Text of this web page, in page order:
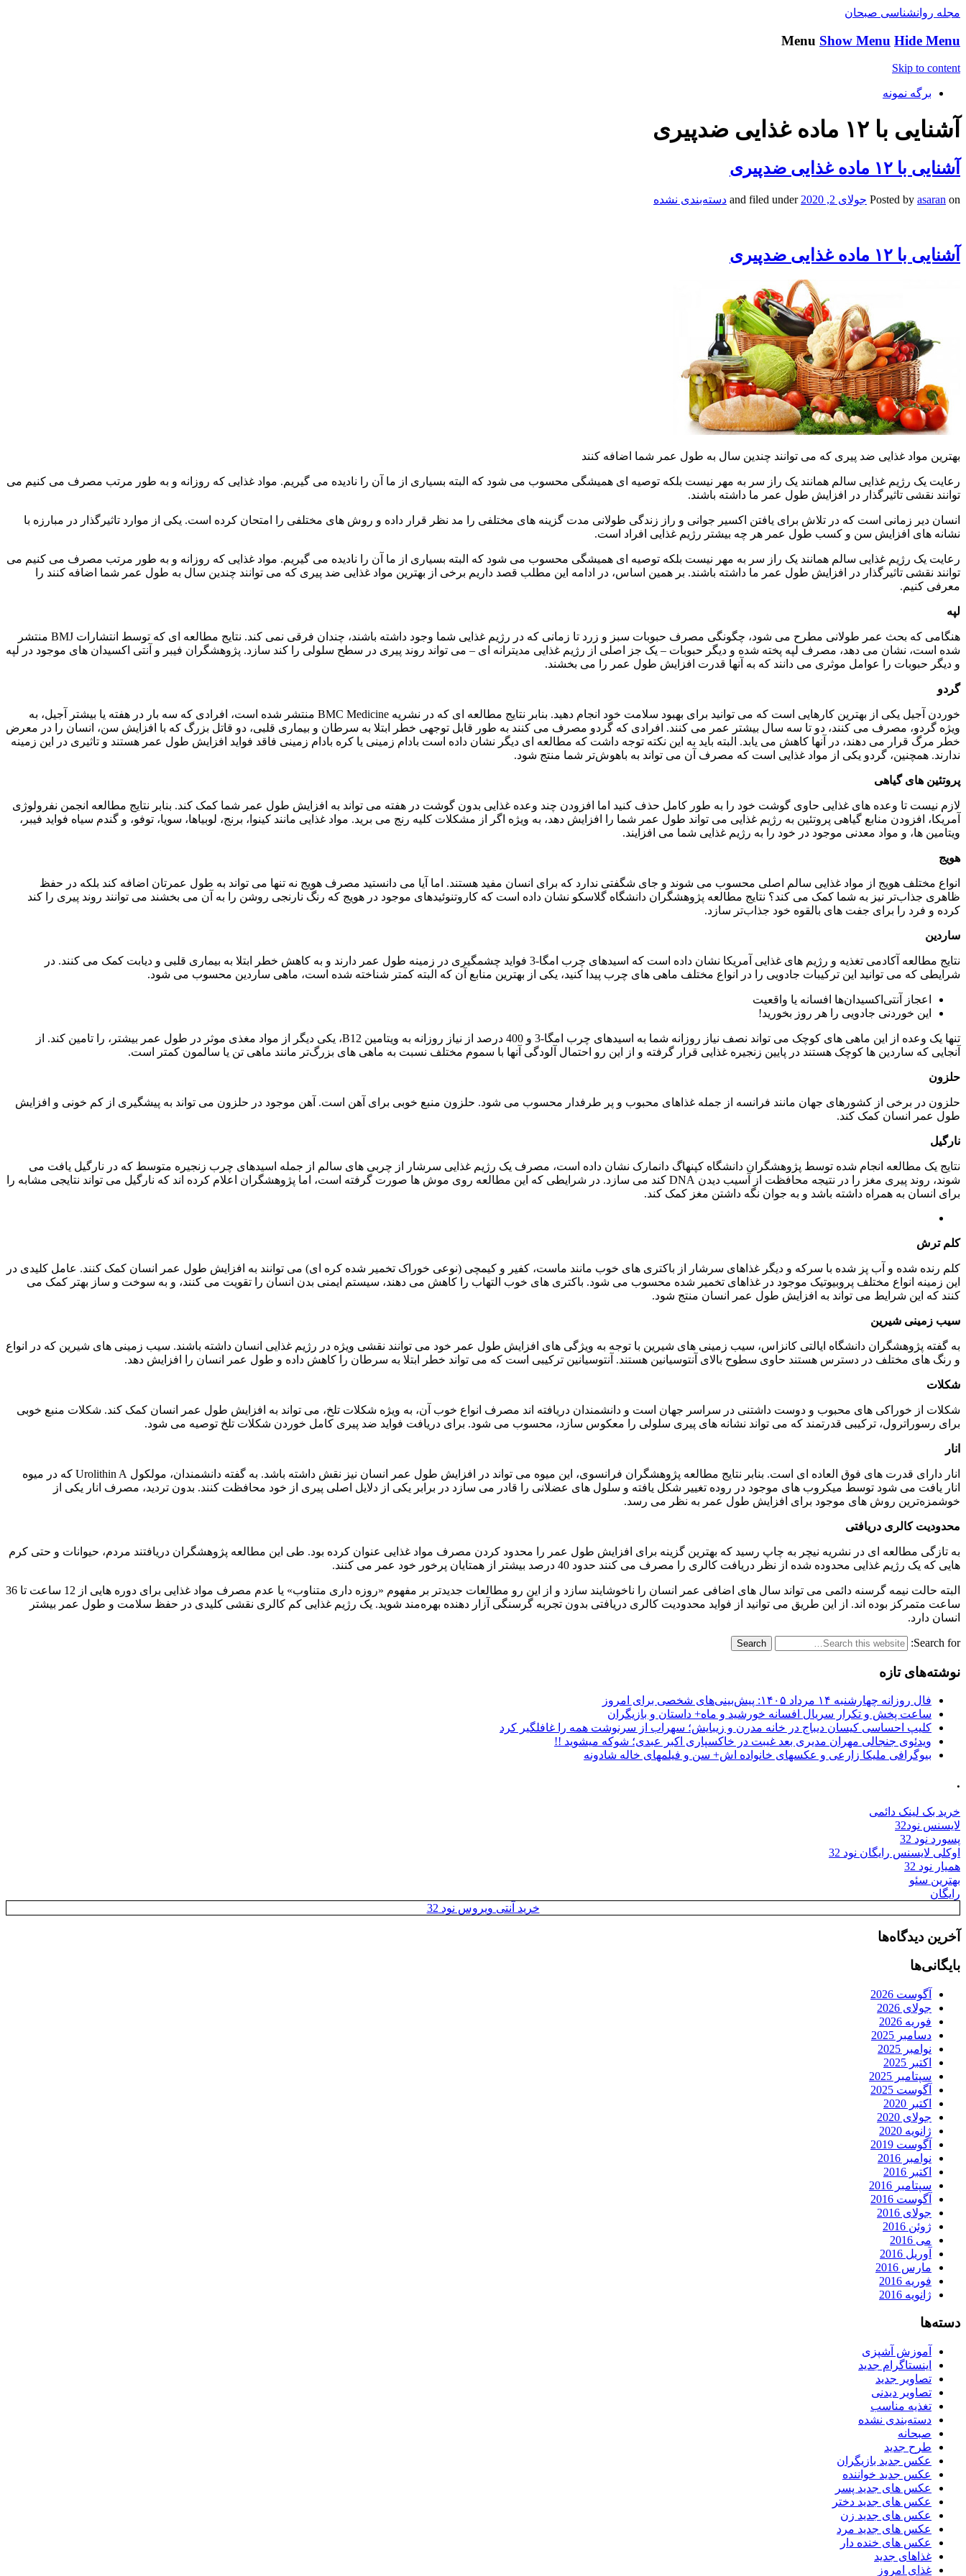
مجله روانشناسی صبحان
Menu Show Menu Hide Menu
Skip to content
برگه نمونه
آشنایی با ۱۲ ماده غذایی ضدپیری
آشنایی با ۱۲ ماده غذایی ضدپیری
Posted by asaran on جولای 2, 2020 and filed under دسته‌بندی نشده
آشنایی با ۱۲ ماده غذایی ضدپیری
بهترین مواد غذایی ضد پیری که می توانند چندین سال به طول عمر شما اضافه کنند
رعایت یک رژیم غذایی سالم همانند یک راز سر به مهر نیست بلکه توصیه ای همیشگی محسوب می شود که البته بسیاری از ما آن را نادیده می گیریم. مواد غذایی که روزانه و به طور مرتب مصرف می کنیم می
توانند نقشی تاثیرگذار در افزایش طول عمر ما داشته باشند.
انسان دیر زمانی است که در تلاش برای یافتن اکسیر جوانی و راز زندگی طولانی مدت گزینه های مختلفی را مد نظر قرار داده و روش های مختلفی را امتحان کرده است. یکی از موارد تاثیرگذار در مبارزه با
نشانه های افزایش سن و کسب طول عمر هر چه بیشتر رژیم غذایی افراد است.
رعایت یک رژیم غذایی سالم همانند یک راز سر به مهر نیست بلکه توصیه ای همیشگی محسوب می شود که البته بسیاری از ما آن را نادیده می گیریم. مواد غذایی که روزانه و به طور مرتب مصرف می کنیم می
توانند نقشی تاثیرگذار در افزایش طول عمر ما داشته باشند. بر همین اساس، در ادامه این مطلب قصد داریم برخی از بهترین مواد غذایی ضد پیری که می توانند چندین سال به طول عمر شما اضافه کنند را
معرفی کنیم.
لپه
هنگامی که بحث عمر طولانی مطرح می شود، چگونگی مصرف حبوبات سبز و زرد تا زمانی که در رژیم غذایی شما وجود داشته باشند، چندان فرقی نمی کند. نتایج مطالعه ای که توسط انتشارات BMJ منتشر
شده است، نشان می دهد، مصرف لپه پخته شده و دیگر حبوبات – یک جز اصلی از رژیم غذایی مدیترانه ای – می تواند روند پیری در سطح سلولی را کند سازد. پژوهشگران فیبر و آنتی اکسیدان های موجود در لپه
و دیگر حبوبات را عوامل موثری می دانند که به آنها قدرت افزایش طول عمر را می بخشند.
گردو
خوردن آجیل یکی از بهترین کارهایی است که می توانید برای بهبود سلامت خود انجام دهید. بنابر نتایج مطالعه ای که در نشریه BMC Medicine منتشر شده است، افرادی که سه بار در هفته یا بیشتر آجیل، به
ویژه گردو، مصرف می کنند، دو تا سه سال بیشتر عمر می کنند. افرادی که گردو مصرف می کنند به طور قابل توجهی خطر ابتلا به سرطان و بیماری قلبی، دو قاتل بزرگ که با افزایش سن، انسان را در معرض
خطر مرگ قرار می دهند، در آنها کاهش می یابد. البته باید به این نکته توجه داشت که مطالعه ای دیگر نشان داده است بادام زمینی یا کره بادام زمینی فاقد فواید افزایش طول عمر هستند و تاثیری در این زمینه
ندارند. همچنین، گردو یکی از مواد غذایی است که مصرف آن می تواند به باهوش‌تر شما منتج شود.
پروتئین های گیاهی
لازم نیست تا وعده های غذایی حاوی گوشت خود را به طور کامل حذف کنید اما افزودن چند وعده غذایی بدون گوشت در هفته می تواند به افزایش طول عمر شما کمک کند. بنابر نتایج مطالعه انجمن نفرولوژی
آمریکا، افزودن منابع گیاهی پروتئین به رژیم غذایی می تواند طول عمر شما را افزایش دهد، به ویژه اگر از مشکلات کلیه رنج می برید. مواد غذایی مانند کینوا، برنج، لوبیاها، سویا، توفو، و گندم سیاه فواید فیبر،
ویتامین ها، و مواد معدنی موجود در خود را به رژیم غذایی شما می افزایند.
هویج
انواع مختلف هویج از مواد غذایی سالم اصلی محسوب می شوند و جای شگفتی ندارد که برای انسان مفید هستند. اما آیا می دانستید مصرف هویج نه تنها می تواند به طول عمرتان اضافه کند بلکه در حفظ
ظاهری جذاب‌تر نیز به شما کمک می کند؟ نتایج مطالعه پژوهشگران دانشگاه گلاسکو نشان داده است که کاروتنوئیدهای موجود در هویج که رنگ نارنجی روشن را به آن می بخشند می توانند روند پیری را کند
کرده و فرد را برای جفت های بالقوه خود جذاب‌تر سازد.
ساردین
نتایج مطالعه آکادمی تغذیه و رژیم های غذایی آمریکا نشان داده است که اسیدهای چرب امگا-3 فواید چشمگیری در زمینه طول عمر دارند و به کاهش خطر ابتلا به بیماری قلبی و دیابت کمک می کنند. در
شرایطی که می توانید این ترکیبات جادویی را در انواع مختلف ماهی های چرب پیدا کنید، یکی از بهترین منابع آن که البته کمتر شناخته شده است، ماهی ساردین محسوب می شود.
اعجاز آنتی‌اکسیدان‌ها افسانه یا واقعیت
این خوردنی جادویی را هر روز بخورید!
تنها یک وعده از این ماهی های کوچک می تواند نصف نیاز روزانه شما به اسیدهای چرب امگا-3 و 400 درصد از نیاز روزانه به ویتامین B12، یکی دیگر از مواد مغذی موثر در طول عمر بیشتر، را تامین کند. از
آنجایی که ساردین ها کوچک هستند در پایین زنجیره غذایی قرار گرفته و از این رو احتمال آلودگی آنها با سموم مختلف نسبت به ماهی های بزرگ‌تر مانند ماهی تن یا سالمون کمتر است.
حلزون
حلزون در برخی از کشورهای جهان مانند فرانسه از جمله غذاهای محبوب و پر طرفدار محسوب می شود. حلزون منبع خوبی برای آهن است. آهن موجود در حلزون می تواند به پیشگیری از کم خونی و افزایش
طول عمر انسان کمک کند.
نارگیل
نتایج یک مطالعه انجام شده توسط پژوهشگران دانشگاه کپنهاگ دانمارک نشان داده است، مصرف یک رژیم غذایی سرشار از چربی های سالم از جمله اسیدهای چرب زنجیره متوسط که در نارگیل یافت می
شوند، روند پیری مغز را در نتیجه محافظت از آسیب دیدن DNA کند می سازد. در شرایطی که این مطالعه روی موش ها صورت گرفته است، اما پژوهشگران اعلام کرده اند که نارگیل می تواند نتایجی مشابه را
برای انسان به همراه داشته باشد و به جوان نگه داشتن مغز کمک کند.
کلم ترش
کلم رنده شده و آب پز شده با سرکه و دیگر غذاهای سرشار از باکتری های خوب مانند ماست، کفیر و کیمچی (نوعی خوراک تخمیر شده کره ای) می توانند به افزایش طول عمر انسان کمک کنند. عامل کلیدی در
این زمینه انواع مختلف پروبیوتیک موجود در غذاهای تخمیر شده محسوب می شود. باکتری های خوب التهاب را کاهش می دهند، سیستم ایمنی بدن انسان را تقویت می کنند، و به سوخت و ساز بهتر کمک می
کنند که این شرایط می تواند به افزایش طول عمر انسان منتج شود.
سیب زمینی شیرین
به گفته پژوهشگران دانشگاه ایالتی کانزاس، سیب زمینی های شیرین با توجه به ویژگی های افزایش طول عمر خود می توانند نقشی ویژه در رژیم غذایی انسان داشته باشند. سیب زمینی های شیرین که در انواع
و رنگ های مختلف در دسترس هستند حاوی سطوح بالای آنتوسیانین هستند. آنتوسیانین ترکیبی است که می تواند خطر ابتلا به سرطان را کاهش داده و طول عمر انسان را افزایش دهد.
شکلات
شکلات از خوراکی های محبوب و دوست داشتنی در سراسر جهان است و دانشمندان دریافته اند مصرف انواع خوب آن، به ویژه شکلات تلخ، می تواند به افزایش طول عمر انسان کمک کند. شکلات منبع خوبی
برای رسوراترول، ترکیبی قدرتمند که می تواند نشانه های پیری سلولی را معکوس سازد، محسوب می شود. برای دریافت فواید ضد پیری کامل خوردن شکلات تلخ توصیه می شود.
انار
انار دارای قدرت های فوق العاده ای است. بنابر نتایج مطالعه پژوهشگران فرانسوی، این میوه می تواند در افزایش طول عمر انسان نیز نقش داشته باشد. به گفته دانشمندان، مولکول Urolithin A که در میوه
انار یافت می شود توسط میکروب های موجود در روده تغییر شکل یافته و سلول های عضلانی را قادر می سازد در برابر یکی از دلایل اصلی پیری از خود محافظت کنند. بدون تردید، مصرف انار یکی از
خوشمزه‌ترین روش های موجود برای افزایش طول عمر به نظر می رسد.
محدودیت کالری دریافتی
به تازگی مطالعه ای در نشریه نیچر به چاپ رسید که بهترین گزینه برای افزایش طول عمر را محدود کردن مصرف مواد غذایی عنوان کرده بود. طی این مطالعه پژوهشگران دریافتند مردم، حیوانات و حتی کرم
هایی که یک رژیم غذایی محدوده شده از نظر دریافت کالری را مصرف می کنند حدود 40 درصد بیشتر از همتایان پرخور خود عمر می کنند.
البته حالت نیمه گرسنه دائمی می تواند سال های اضافی عمر انسان را ناخوشایند سازد و از این رو مطالعات جدیدتر بر مفهوم «روزه داری متناوب» یا عدم مصرف مواد غذایی برای دوره هایی از 12 ساعت تا 36
ساعت متمرکز بوده اند. از این طریق می توانید از فواید محدودیت کالری دریافتی بدون تجربه گرسنگی آزار دهنده بهره‌مند شوید. یک رژیم غذایی کم کالری نقشی کلیدی در حفظ سلامت و طول عمر بیشتر
انسان دارد.
Search for:
نوشته‌های تازه
فال روزانه چهارشنبه ۱۴ مرداد ۱۴۰۵: پیش‌بینی‌های شخصی برای امروز
ساعت پخش و تکرار سریال افسانه خورشید و ماه+ داستان و بازیگران
کلیپ احساسی کیسان دیباج در خانه مدرن و زیبایش؛ سهراب از سرنوشت همه را غافلگیر کرد
ویدئوی جنجالی مهران مدیری بعد غیبت در خاکسپاری اکبر عبدی؛ شوکه میشوید !!
بیوگرافی ملیکا زارعی و عکسهای خانواده اش+ سن و فیلمهای خاله شادونه
.
خرید بک لینک دائمی
لایسنس نود32
پسورد نود 32
اوکلی لایسنس رایگان نود 32
همیار نود 32
بهترین سئو
رایگان
خرید آنتی ویروس نود 32
آخرین دیدگاه‌ها
بایگانی‌ها
آگوست 2026
جولای 2026
فوریه 2026
دسامبر 2025
نوامبر 2025
اکتبر 2025
سپتامبر 2025
آگوست 2025
اکتبر 2020
جولای 2020
ژانویه 2020
آگوست 2019
نوامبر 2016
اکتبر 2016
سپتامبر 2016
آگوست 2016
جولای 2016
ژوئن 2016
می 2016
آوریل 2016
مارس 2016
فوریه 2016
ژانویه 2016
دسته‌ها
آموزش آشپزی
اینستاگرام جدید
تصاویر جدید
تصاویر دیدنی
تغذیه مناسب
دسته‌بندی نشده
صبحانه
طرح جدید
عکس جدید بازیگران
عکس جدید خواننده
عکس های جدید پسر
عکس های جدید دختر
عکس های جدید زن
عکس های جدید مرد
عکس های خنده دار
غذاهای جدید
غذای امروز